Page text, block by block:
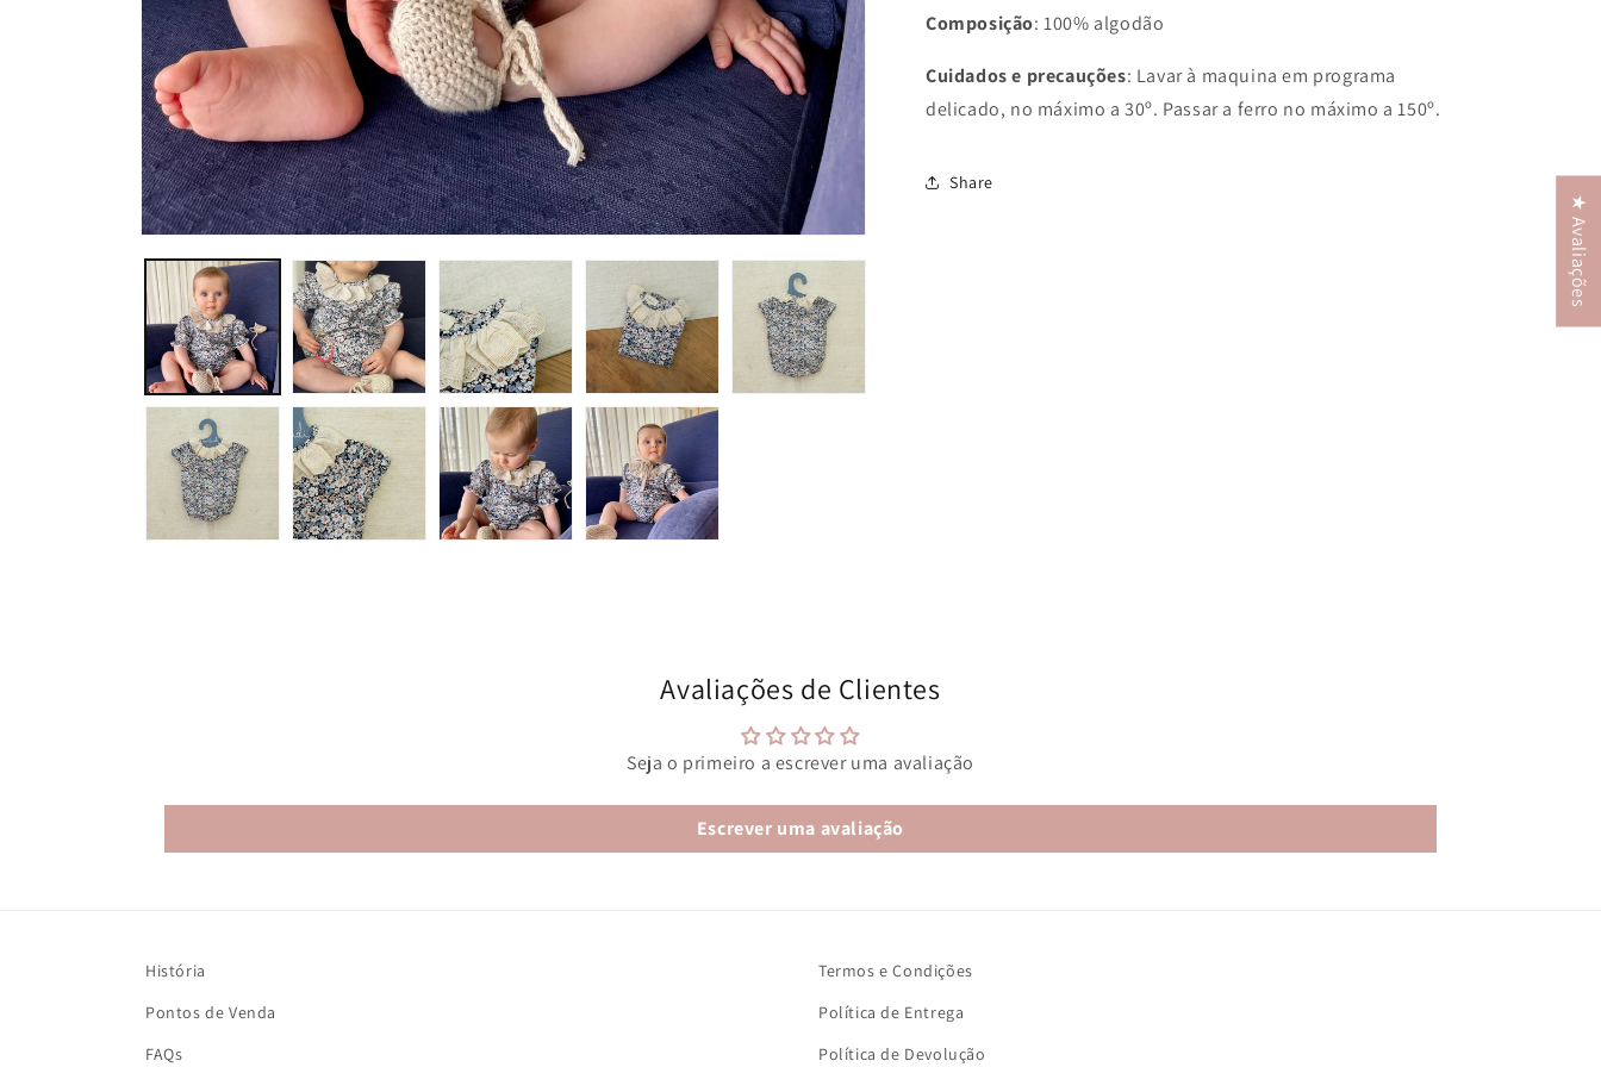
Composição: 100% algodão
Cuidados e precauções: Lavar à maquina em programa
delicado, no máximo a 30º. Passar a ferro no máximo a 150º.
Share
Avaliações de Clientes
Seja o primeiro a escrever uma avaliação
Escrever uma avaliação
História
Pontos de Venda
FAQs
Termos e Condições
Política de Entrega
Política de Devolução
★ Avaliações